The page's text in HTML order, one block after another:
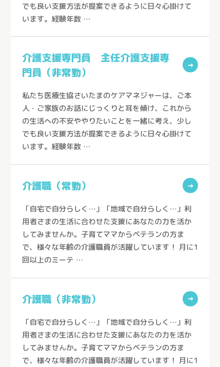
ケアセンターはんのう（飯能市）
生協ケアセンターたかしな（川越市）
深谷生協訪問看護ステーション（深谷市）
さんとめホーム（所沢市）
介護付有料老人ホーム 桂の樹（所沢市）
老人保健施設さんとめ（所沢市）
老人保健施設みぬま（川口市）
でも良い支援方法が提案できるように日々心掛けて
います。経験年数 …
介護支援専門員 主任介護支援専
門員（非常勤）
→
私たち医療生協さいたまのケアマネジャーは、ご本
人・ご家族のお話にじっくりと耳を傾け、これから
の生活への不安ややりたいことを一緒に考え、少し
でも良い支援方法が提案できるように日々心掛けて
います。経験年数 …
介護職（常勤） →
「自宅で自分らしく…」「地域で自分らしく…」利
用者さまの生活に合わせた支援にあなたの力を活か
してみませんか。子育てママからベテランの方ま
で、様々な年齢の介護職員が活躍しています！ 月に1
回以上のミーテ …
介護職（非常勤） →
「自宅で自分らしく…」「地域で自分らしく…」利
用者さまの生活に合わせた支援にあなたの力を活か
してみませんか。子育てママからベテランの方ま
で、様々な年齢の介護職員が活躍しています！ 月に1